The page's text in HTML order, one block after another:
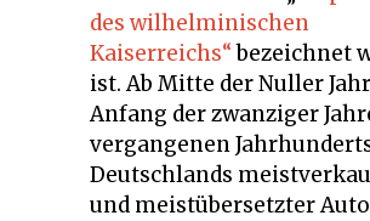
des wilhelminischen
Kaiserreichs“bezeichnet
ist. Ab Mitte der Nuller
Anfang der zwanziger
vergangenen
Deutschlands
und meistübersetzter